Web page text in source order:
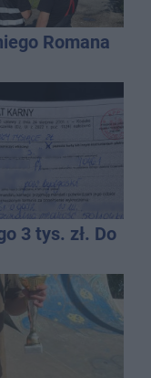
Romana
3 tys. zł. Do